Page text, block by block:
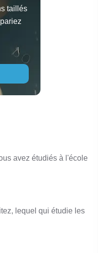
taillés
avez étudiés à l'école
lequel qui étudie les